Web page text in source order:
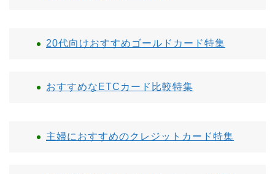
20代向けおすすめゴールドカード特集
おすすめなETCカード比較特集
主婦におすすめのクレジットカード特集